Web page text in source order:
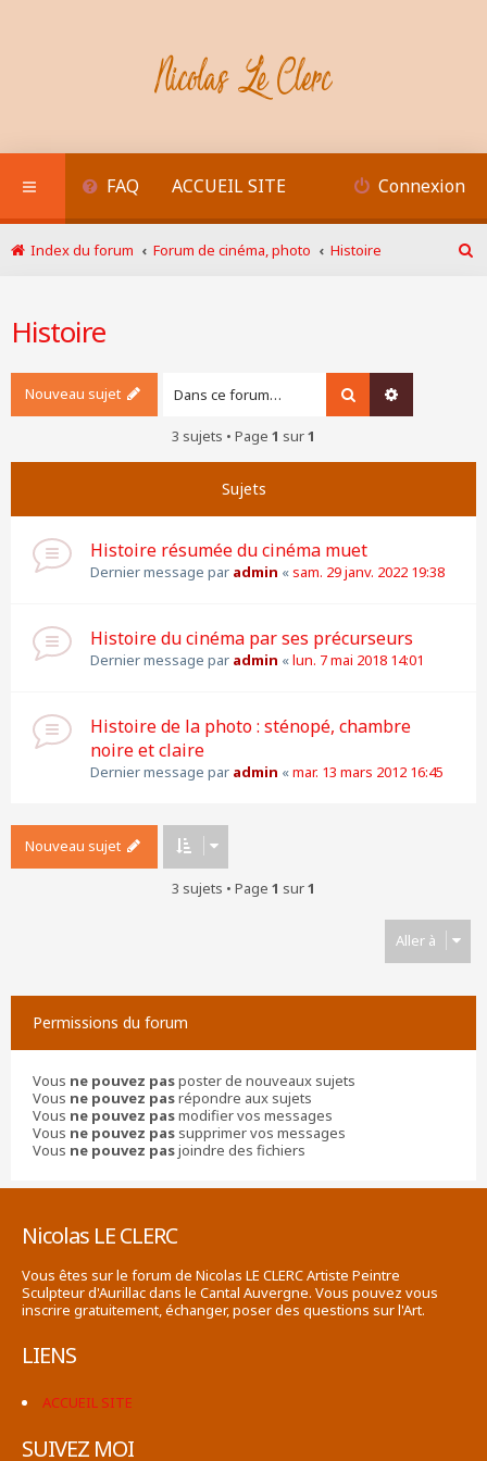
FAQ ACCUEIL SITE Connexion
Index du forum Forum de cinéma, photo
Histoire
Histoire
Nouveau sujet Rechercher
3 sujets • Page 1 sur1
Sujets
Histoire résumée du cinéma muet
Dernier message par admin «sam. 29 janv. 2022 19:38
Histoire du cinéma par ses précurseurs
Dernier message par admin «lun. 7 mai 2018 14:01
Histoire de la photo : sténopé, chambre
noire et claire
Dernier message par admin «mar. 13 mars 2012 16:45
Nouveau sujet
3 sujets • Page 1 sur1
Aller à
Permissions du forum
Vous ne pouvez pasposter de nouveaux sujets
Vous ne pouvez pasrépondre aux sujets
Vous ne pouvez pasmodifier vos messages
Vous ne pouvez pas supprimer vos messages
Vous ne pouvez pasjoindre des fichiers
Nicolas LE CLERC
Vous êtes sur le forum de Nicolas LE CLERC Artiste Peintre
Sculpteur d'Aurillac dans le Cantal Auvergne. Vous pouvez vous
inscrire gratuitement, échanger, poser des questions sur l'Art.
LIENS
ACCUEIL SITE
SUIVEZ MOI